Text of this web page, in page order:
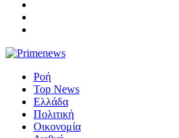
Ροή
Top News
Ελλάδα
Πολιτική
Οικονομία